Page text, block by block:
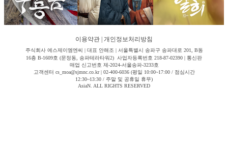
이용약관 개인정보처리방침
주식회사 에스제이엠엔씨 | 대표 안해조 | 서울특별시 송파구 송파대로 201, B동
16층 B-1609호 (문정동, 송파테라타워2) 사업자등록번호 218-87-02390 | 통신판
매업 신고번호 제-2024-서울송파-3233호
고객센터 cs_moa@sjmnc.co.kr | 02-400-6036 (평일 10:00~17:00 / 점심시간
12:30~13:30 / 주말 및 공휴일 휴무)
AsiaN. ALL RIGHTS RESERVED